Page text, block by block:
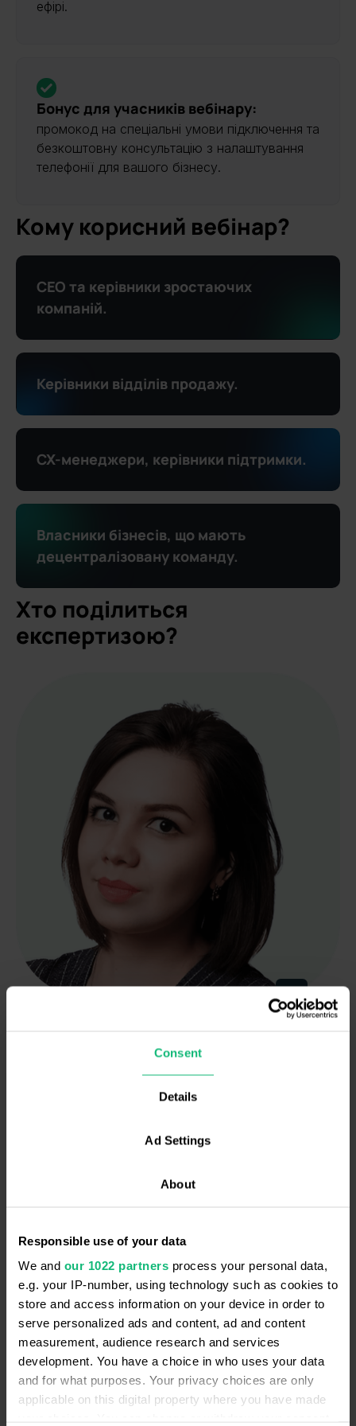
Consent
Details
Ad Settings
About
Responsible use of your data
We and our 1022 partners process your personal data,
e.g. your IP-number, using technology such as cookies to
store and access information on your device in order to
serve personalized ads and content, ad and content
measurement, audience research and services
development. You have a choice in who uses your data
and for what purposes. Your privacy choices are only
applicable on this digital property where you have made
ефірі.
Бонус для учасників вебінару:
промокод на спеціальні умови підключення та
безкоштовну консультацію з налаштування
телефонії для вашого бізнесу.
Кому корисний вебінар?
СЕО та керівники зростаючих
компаній.
Керівники відділів продажу.
CX-менеджери, керівники підтримки.
Власники бізнесів, що мають
децентралізовану команду.
Хто поділиться
експертизою?
15 років досвіду в продажах та управлінні sales-
Керівник команди з 25 спеціалістів.
побудові бізнес процесів для підвищення